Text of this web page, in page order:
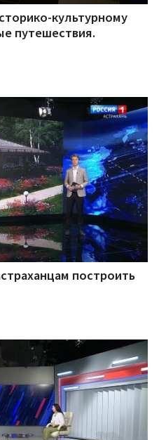
культурному
путешествия.
построить